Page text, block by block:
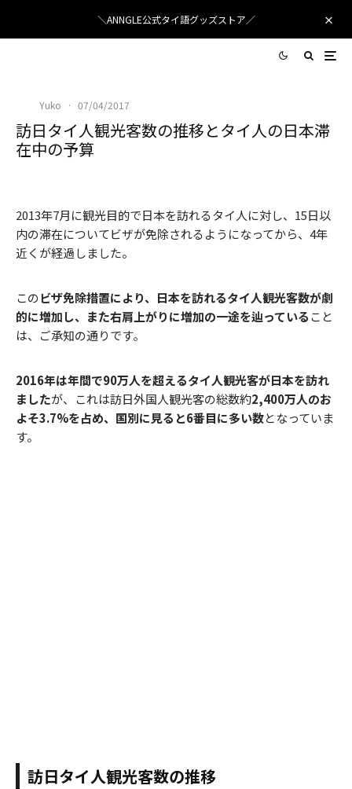
＼ANNGLE公式タイ語グッズストア／
Yuko · 07/04/2017
訪日タイ人観光客数の推移とタイ人の日本滞
在中の予算
2013年7月に観光目的で日本を訪れるタイ人に対し、15日以
内の滞在についてビザが免除されるようになってから、4年
近くが経過しました。
このビザ免除措置により、日本を訪れるタイ人観光客数が劇
的に増加し、また右肩上がりに増加の一途を辿っていること
は、ご承知の通りです。
2016年は年間で90万人を超えるタイ人観光客が日本を訪れ
ましたが、これは訪日外国人観光客の総数約2,400万人のお
よそ3.7%を占め、国別に見ると6番目に多い数となっていま
す。
訪日タイ人観光客数の推移